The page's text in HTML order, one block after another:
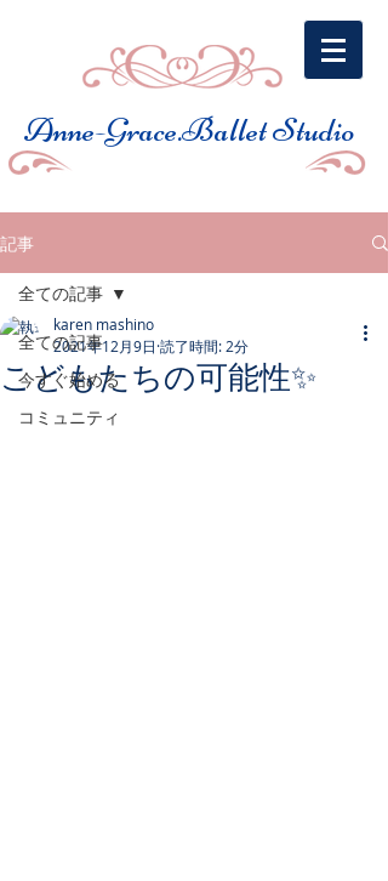
​Anne-Grace.Ballet Studio
記事
全ての記事
今すぐ始める
コミュニティ
全ての記事
こどもたちの可能性✨
karen mashino
2021年12月9日 読了時間: 2分